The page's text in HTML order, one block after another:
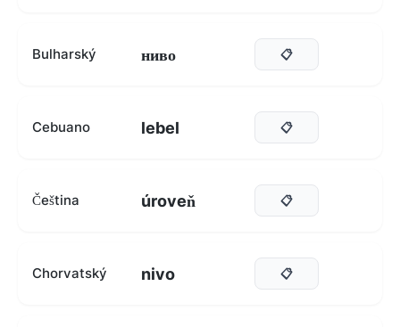
Bulharský ниво 📋
Cebuano lebel 📋
Čeština úroveň 📋
Chorvatský nivo 📋